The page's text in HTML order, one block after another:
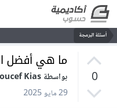
أسئلة البرمجة
0
ما هي أفضل
بواسطة Youcef Kias
29 مايو 2025